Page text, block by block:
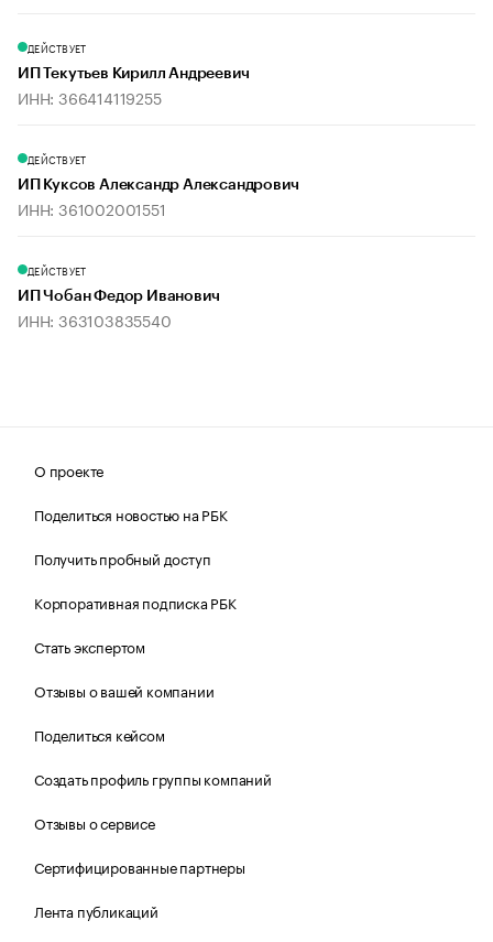
ДЕЙСТВУЕТ
ИП Текутьев Кирилл Андреевич
ИНН: 366414119255
ДЕЙСТВУЕТ
ИП Куксов Александр Александрович
ИНН: 361002001551
ДЕЙСТВУЕТ
ИП Чобан Федор Иванович
ИНН: 363103835540
О проекте
Поделиться новостью на РБК
Получить пробный доступ
Корпоративная подписка РБК
Стать экспертом
Отзывы о вашей компании
Поделиться кейсом
Создать профиль группы компаний
Отзывы о сервисе
Сертифицированные партнеры
Лента публикаций